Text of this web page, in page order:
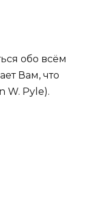
обо всём
Вам, что
W. Pyle).